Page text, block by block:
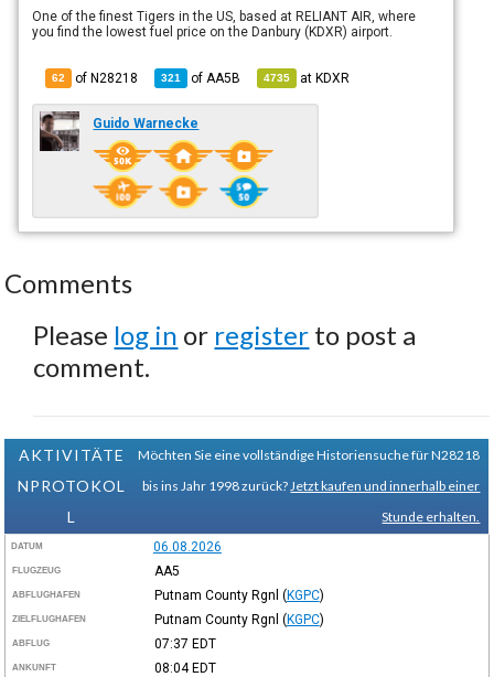
One of the finest Tigers in the US, based at RELIANT AIR, where
you find the lowest fuel price on the Danbury (KDXR) airport.
62 of N28218 321 of AA5B 4735 atKDXR
Guido Warnecke
Comments
Please log in or register to post a
comment.
AKTIVITÄTE
NPROTOKOL
L
Möchten Sie eine vollständige Historiensuche für N28218
bis ins Jahr 1998 zurück? Jetzt kaufen und innerhalb einer
Stunde erhalten.
DATUM 06.08.2026
FLUGZEUG AA5
ABFLUGHAFEN Putnam County Rgnl (KGPC)
ZIELFLUGHAFEN Putnam County Rgnl (KGPC)
ABFLUG 07:37 EDT
ANKUNFT 08:04EDT